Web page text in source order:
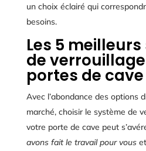
un choix éclairé qui
besoins.
Les 5
de
portes de cave
Avec l’abondance des options
marché, choisir le système de
votre porte de cave peut
avons fait le travail pour vouset